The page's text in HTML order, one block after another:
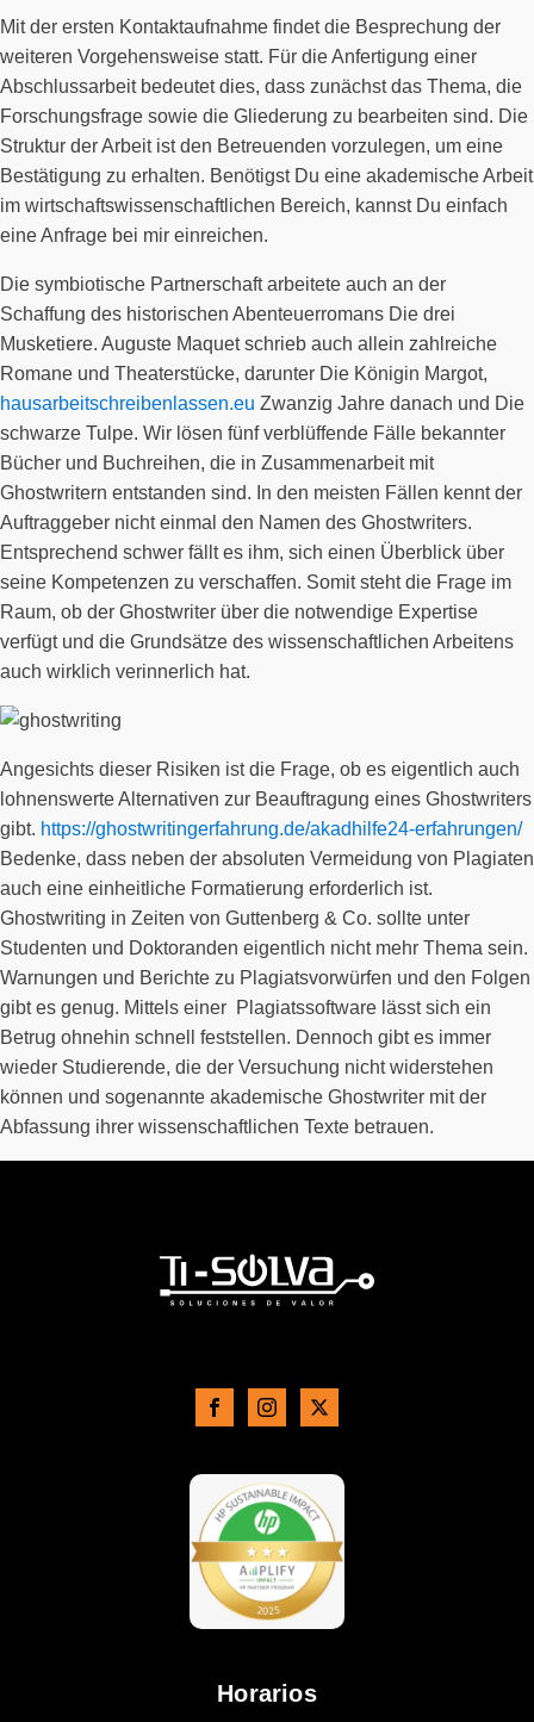
Mit der ersten Kontaktaufnahme findet die Besprechung der
weiteren Vorgehensweise statt. Für die Anfertigung einer
Abschlussarbeit bedeutet dies, dass zunächst das Thema, die
Forschungsfrage sowie die Gliederung zu bearbeiten sind. Die
Struktur der Arbeit ist den Betreuenden vorzulegen, um eine
Bestätigung zu erhalten. Benötigst Du eine akademische Arbeit
im wirtschaftswissenschaftlichen Bereich, kannst Du einfach
eine Anfrage bei mir einreichen.
Die symbiotische Partnerschaft arbeitete auch an der
Schaffung des historischen Abenteuerromans Die drei
Musketiere. Auguste Maquet schrieb auch allein zahlreiche
Romane und Theaterstücke, darunter Die Königin Margot,
hausarbeitschreibenlassen.eu Zwanzig Jahre danach und Die
schwarze Tulpe. Wir lösen fünf verblüffende Fälle bekannter
Bücher und Buchreihen, die in Zusammenarbeit mit
Ghostwritern entstanden sind. In den meisten Fällen kennt der
Auftraggeber nicht einmal den Namen des Ghostwriters.
Entsprechend schwer fällt es ihm, sich einen Überblick über
seine Kompetenzen zu verschaffen. Somit steht die Frage im
Raum, ob der Ghostwriter über die notwendige Expertise
verfügt und die Grundsätze des wissenschaftlichen Arbeitens
auch wirklich verinnerlich hat.
Angesichts dieser Risiken ist die Frage, ob es eigentlich auch
lohnenswerte Alternativen zur Beauftragung eines Ghostwriters
gibt. https://ghostwritingerfahrung.de/akadhilfe24-erfahrungen/
Bedenke, dass neben der absoluten Vermeidung von Plagiaten
auch eine einheitliche Formatierung erforderlich ist.
Ghostwriting in Zeiten von Guttenberg & Co. sollte unter
Studenten und Doktoranden eigentlich nicht mehr Thema sein.
Warnungen und Berichte zu Plagiatsvorwürfen und den Folgen
gibt es genug. Mittels einer Plagiatssoftware lässt sich ein
Betrug ohnehin schnell feststellen. Dennoch gibt es immer
wieder Studierende, die der Versuchung nicht widerstehen
können und sogenannte akademische Ghostwriter mit der
Abfassung ihrer wissenschaftlichen Texte betrauen.
Horarios